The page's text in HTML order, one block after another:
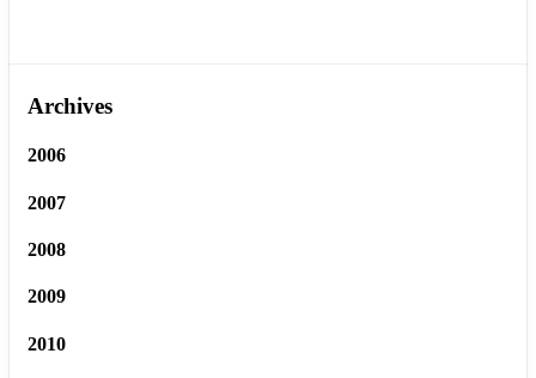
Archives
2006
2007
2008
2009
2010